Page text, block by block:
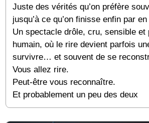
Juste des vérités qu’on préfère
jusqu’à ce qu’on finisse enfin par
Un spectacle drôle, cru, sensible et
humain, où le rire devient parfois
survivre… et souvent de se
Vous allez rire.
Peut-être vous reconnaître.
Et probablement un peu des deux